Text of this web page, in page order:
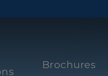
Brochures